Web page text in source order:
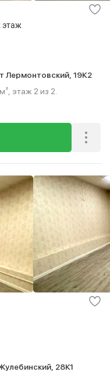
этаж
Лермонтовский, 19К2
этаж 2 из 2.
28К1